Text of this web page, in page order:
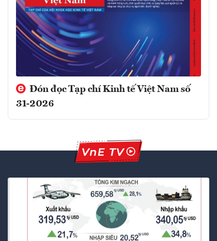
Đón đọc Tạp chí Kinh tế Việt Nam số
31-2026